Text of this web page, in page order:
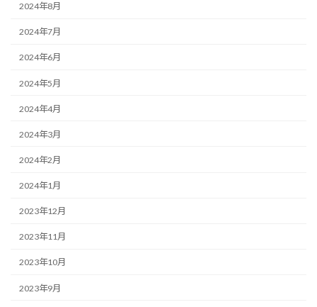
2024年8月
2024年7月
2024年6月
2024年5月
2024年4月
2024年3月
2024年2月
2024年1月
2023年12月
2023年11月
2023年10月
2023年9月